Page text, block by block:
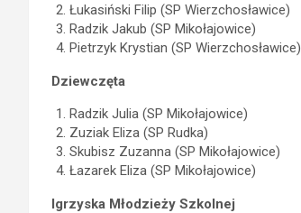
Łukasiński Filip (SP Wierzchosławice)
Radzik Jakub (SP Mikołajowice)
Pietrzyk Krystian (SP Wierzchosławice)
Dziewczęta
Radzik Julia (SP Mikołajowice)
Zuziak Eliza (SP Rudka)
Skubisz Zuzanna (SP Mikołajowice)
Łazarek Eliza (SP Mikołajowice)
Igrzyska Młodzieży Szkolnej